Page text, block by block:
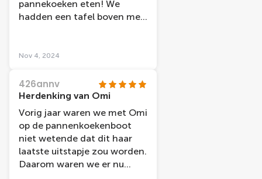
in het ruim te spelen.
pannekoeken eten! We
hadden een tafel boven met
zijn heerlijk met veel keuze in
Nov 4, 2024
426annv
Herdenking van Omi
Vorig jaar waren we met Omi
op de pannenkoekenboot
niet wetende dat dit haar
laatste uitstapje zou worden.
Daarom waren we er nu